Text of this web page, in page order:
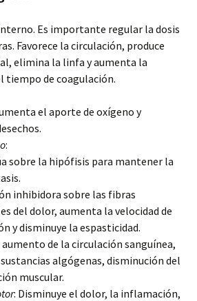
Es importante regular la dosis
Favorece la circulación, produce
elimina la linfa y aumenta la
tiempo de coagulación.
el aporte de oxígeno y
:
sobre la hipófisis para mantener la
inhibidora sobre las fibras
del dolor, aumenta la velocidad de
y disminuye la espasticidad.
aumento de la circulación sanguínea,
algógenas, disminución del
muscular.
: Disminuye el dolor, la inflamación,